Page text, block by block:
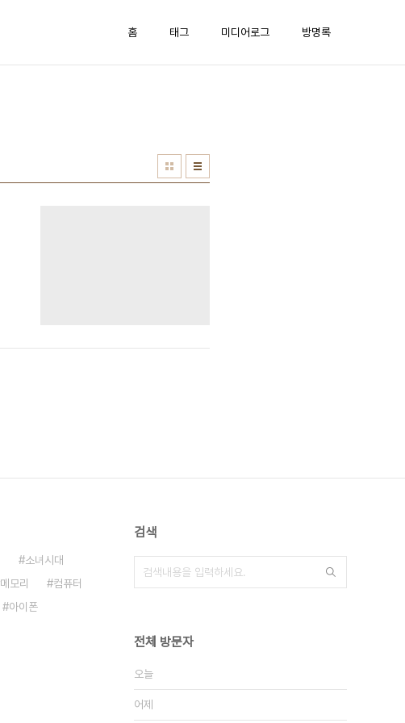
홈 태그 미디어로그 방명록
소녀시대
메모리
컴퓨터
아이폰
검색
전체 방문자
오늘
어제